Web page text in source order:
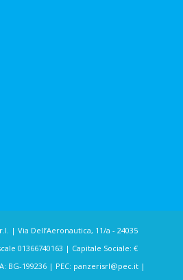
| Via Dell’Aeronautica, 11/a - 24035
01366740163 | Capitale Sociale: €
BG-199236 | PEC: panzerisrl@pec.it|